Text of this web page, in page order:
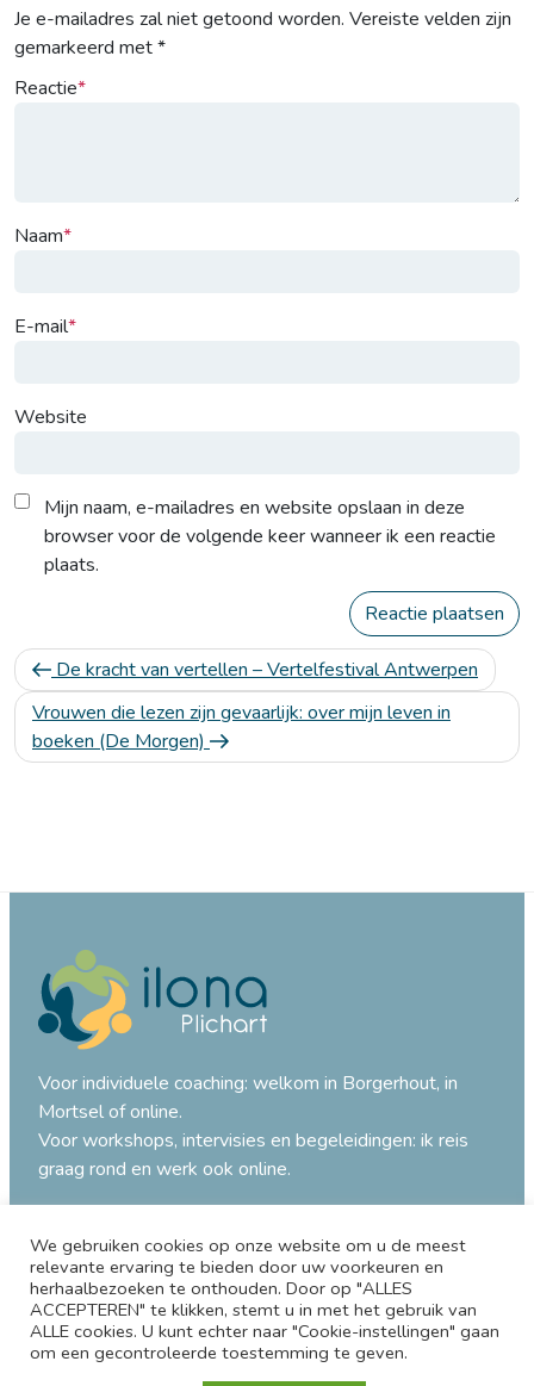
Je e-mailadres zal niet getoond worden. Vereiste velden zijn
gemarkeerd met*
Reactie
Naam
E-mail
Website
Mijn naam, e-mailadres en website opslaan in deze
browser voor de volgende keer wanneer ik een reactie
plaats.
Berichtnavigatie
Vorig
bericht
De kracht van vertellen – Vertelfestival Antwerpen
Volgend
bericht
Vrouwen die lezen zijn gevaarlijk: over mijn leven in
boeken (De Morgen)
Voor individuele coaching: welkom in Borgerhout, in
Mortsel of online.
Voor workshops, intervisies en begeleidingen: ik reis
graag rond en werk ook online.
@ ilona@ilonaplichart.be
Privacybeleid
Cookies
We gebruiken cookies op onze website om u de meest
relevante ervaring te bieden door uw voorkeuren en
herhaalbezoeken te onthouden. Door op "ALLES
ACCEPTEREN" te klikken, stemt u in met het gebruik van
ALLE cookies. U kunt echter naar "Cookie-instellingen" gaan
om een gecontroleerde toestemming te geven.